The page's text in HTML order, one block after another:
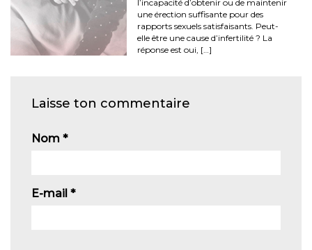
l’incapacité d’obtenir ou de maintenir
une érection suffisante pour des
rapports sexuels satisfaisants. Peut-
elle être une cause d’infertilité ? La
réponse est oui, […]
Laisse ton commentaire
Nom *
E-mail *